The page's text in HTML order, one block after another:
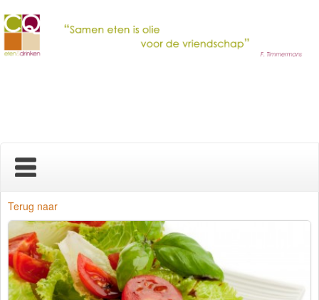
Home
Nieuws
Over ons
Terug naar